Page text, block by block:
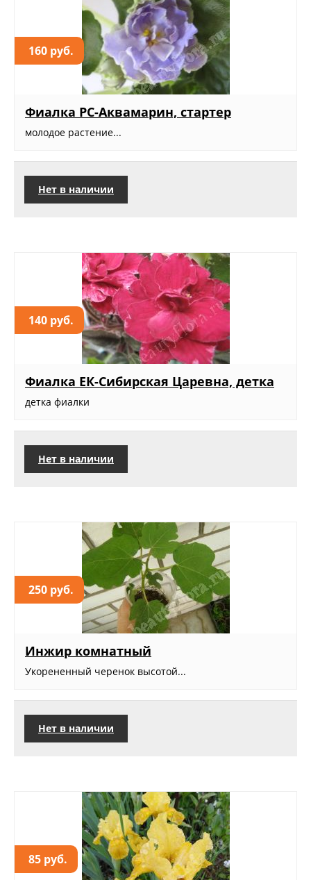
160 руб.
Фиалка РС-Аквамарин, стартер
молодое растение...
Нет в наличии
140 руб.
Фиалка ЕК-Сибирская Царевна, детка
детка фиалки
Нет в наличии
250 руб.
Инжир комнатный
Укорененный черенок высотой...
Нет в наличии
85 руб.